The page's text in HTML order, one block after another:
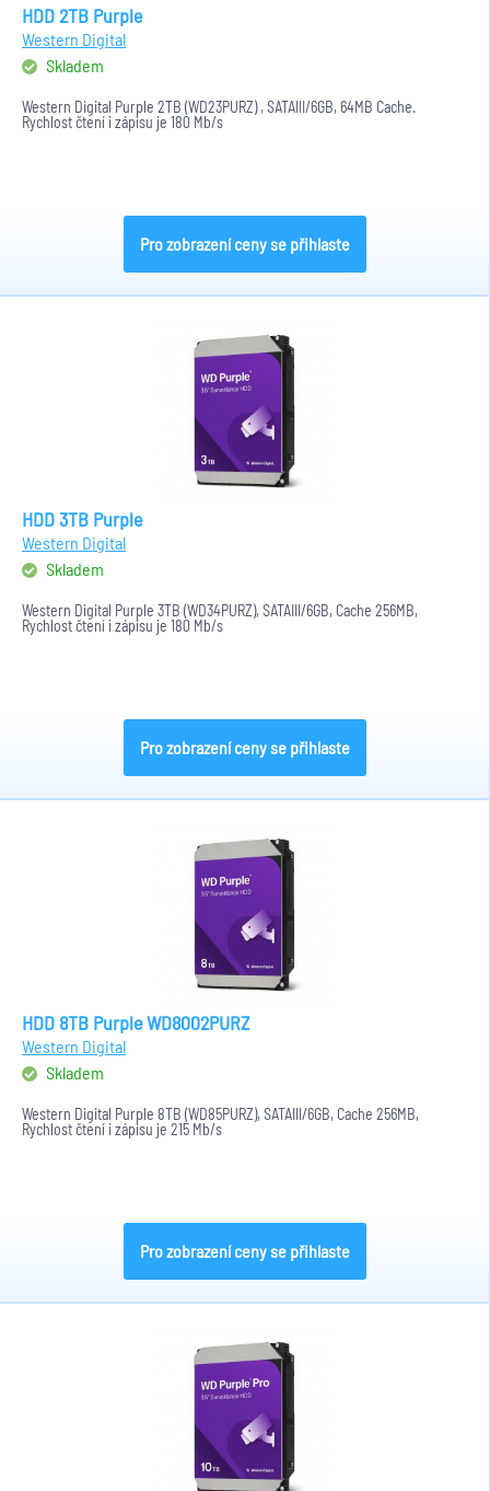
HDD 2TB Purple
Western Digital
Skladem
Western Digital Purple 2TB (WD23PURZ) , SATAIII/6GB, 64MB Cache.
Rychlost čtení i zápisu je 180 Mb/s
Pro zobrazení ceny se přihlaste
HDD 3TB Purple
Western Digital
Skladem
Western Digital Purple 3TB (WD34PURZ), SATAIII/6GB, Cache 256MB,
Rychlost čtení i zápisu je 180 Mb/s
Pro zobrazení ceny se přihlaste
HDD 8TB Purple WD8002PURZ
Western Digital
Skladem
Western Digital Purple 8TB (WD85PURZ), SATAIII/6GB, Cache 256MB,
Rychlost čtení i zápisu je 215 Mb/s
Pro zobrazení ceny se přihlaste